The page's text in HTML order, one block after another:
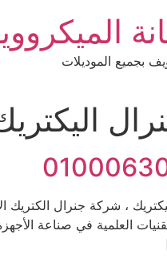
بجميع الموديلات
01000630651صيانة جنرال
العلمية في صناعة